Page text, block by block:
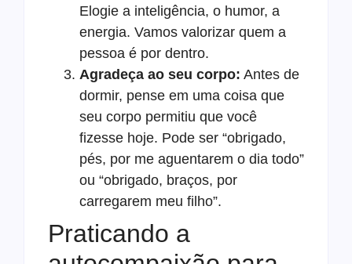
Elogie a inteligência, o humor, a
energia. Vamos valorizar quem a
pessoa é por dentro.
Agradeça ao seu corpo: Antes de
dormir, pense em uma coisa que
seu corpo permitiu que você
fizesse hoje. Pode ser “obrigado,
pés, por me aguentarem o dia todo”
ou “obrigado, braços, por
carregarem meu filho”.
Praticando a